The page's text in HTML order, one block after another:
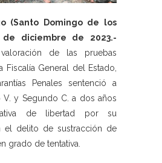
(Santo Domingo de los
de diciembre de 2023.-
de las pruebas
Fiscalía General del Estado,
Penales sentenció a
V. y Segundo C. a dos años
de libertad por su
el delito de sustracción de
grado de tentativa.